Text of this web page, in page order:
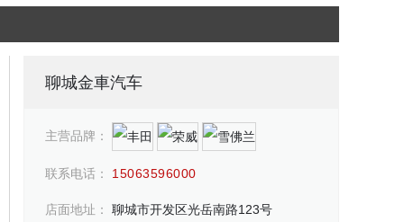
聊城金車汽车
主营品牌：
联系电话： 15063596000
店面地址：
聊城市开发区光岳南路123号